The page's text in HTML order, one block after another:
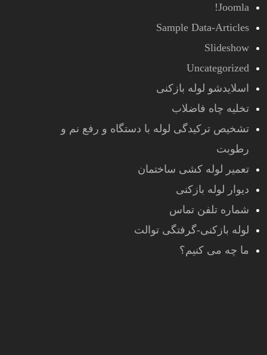
Joomla!
Sample Data-Articles
Slideshow
Uncategorized
اسلایدشو لوله بازکنی
تخلیه چاه فاضلاب
تشخیص ترکیدگی لوله با دستگاه و رفع نم و
رطوبت
تعمیر لوله کشی ساختمان
دیوار لوله بازکنی
شماره تلفن تماس
لوله بازکنی-گرفتگی توالت
ما چه می کنیم؟